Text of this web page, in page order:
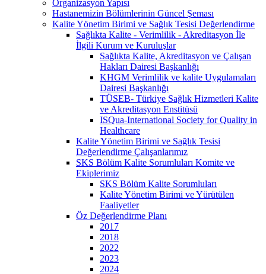
Organizasyon Yapısı
Hastanemizin Bölümlerinin Güncel Şeması
Kalite Yönetim Birimi ve Sağlık Tesisi Değerlendirme
Sağlıkta Kalite - Verimlilik - Akreditasyon İle
İlgili Kurum ve Kuruluşlar
Sağlıkta Kalite, Akreditasyon ve Çalışan
Hakları Dairesi Başkanlığı
KHGM Verimlilik ve kalite Uygulamaları
Dairesi Başkanlığı
TÜSEB- Türkiye Sağlık Hizmetleri Kalite
ve Akreditasyon Enstitüsü
ISQua-International Society for Quality in
Healthcare
Kalite Yönetim Birimi ve Sağlık Tesisi
Değerlendirme Çalışanlarımız
SKS Bölüm Kalite Sorumluları Komite ve
Ekiplerimiz
SKS Bölüm Kalite Sorumluları
Kalite Yönetim Birimi ve Yürütülen
Faaliyetler
Öz Değerlendirme Planı
2017
2018
2022
2023
2024